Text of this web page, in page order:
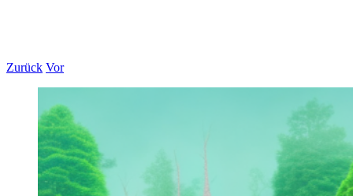
Zurück Vor
grösseres
Bild